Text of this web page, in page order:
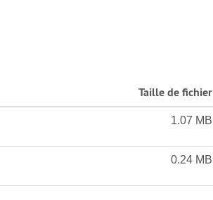
Taille de fichier
1.07 MB
0.24 MB